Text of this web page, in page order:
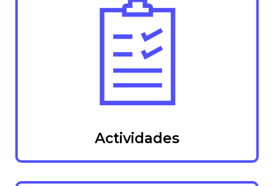
Actividades